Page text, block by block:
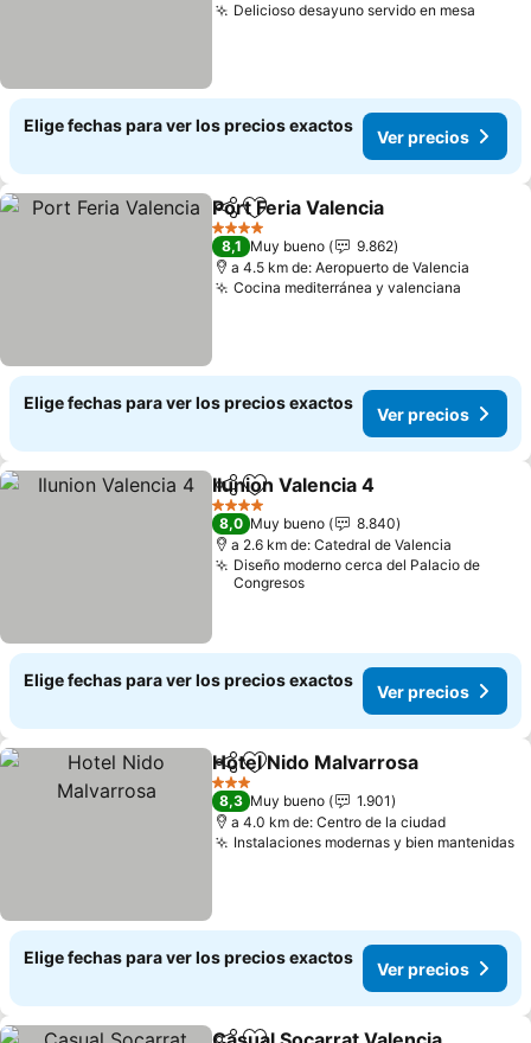
Delicioso desayuno servido en mesa
Elige fechas para ver los precios exactos
Ver precios
CompartirAgregar a favoritos
Port Feria Valencia
4 Estrellas
8,1 Muy bueno
9.862
a 4.5 km de: Aeropuerto de Valencia
Cocina mediterránea y valenciana
Elige fechas para ver los precios exactos
Ver precios
CompartirAgregar a favoritos
Ilunion Valencia 4
4 Estrellas
8,0 Muy bueno
8.840
a 2.6 km de: Catedral de Valencia
Diseño moderno cerca del Palacio de
Congresos
Elige fechas para ver los precios exactos
Ver precios
CompartirAgregar a favoritos
Hotel Nido Malvarrosa
3 Estrellas
8,3 Muy bueno
1.901
a 4.0 km de: Centro de la ciudad
Instalaciones modernas y bien mantenidas
Elige fechas para ver los precios exactos
Ver precios